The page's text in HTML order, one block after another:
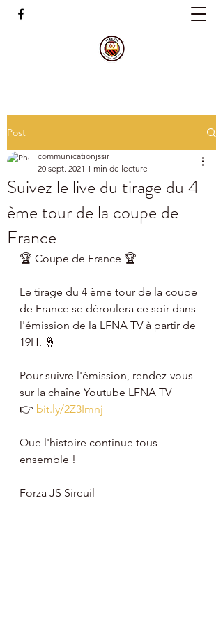
Post
Suivez le live du tirage du 4
ème tour de la coupe de
France
communicationjssir
20 sept. 2021 1 min de lecture
🏆 Coupe de France 🏆
Le tirage du 4 ème tour de la coupe
de France se déroulera ce soir dans
l'émission de la LFNA TV à partir de
19H. 🤞
Pour suivre l'émission, rendez-vous
sur la chaîne Youtube LFNA TV
👉 bit.ly/2Z3Imnj
Que l'histoire continue tous
ensemble !
Forza JS Sireuil